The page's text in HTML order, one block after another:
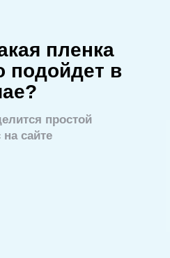
в квартире
стекол, типа пленки и
рассчитать точную
Он определит
оптимальный материал.
пленка
подойдет в
простой
сайте